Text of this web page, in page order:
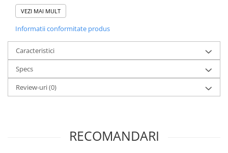
VEZI MAI MULT
Informatii conformitate produs
Caracteristici
Specs
Review-uri(0)
RECOMANDARI